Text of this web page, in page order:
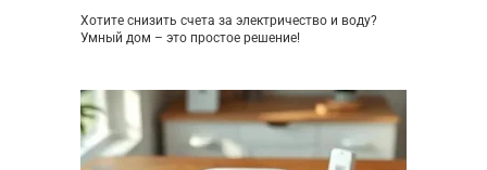
Хотите снизить счета за электричество и воду?
Умный дом – это простое решение!